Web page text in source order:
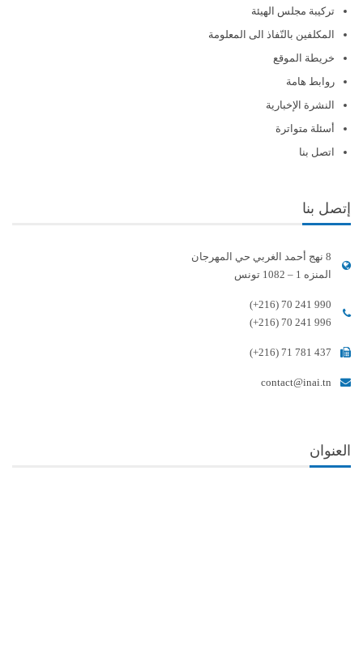
تركيبة مجلس الهيئة
المكلفين بالنّفاذ الى المعلومة
خريطة الموقع
روابط هامة
النشرة الإخبارية
أسئلة متواترة
اتصل بنا
إتصل بنا
8 نهج أحمد الغربي حي المهرجان
المنزه 1 – 1082 تونس
(+216) 70 241 990
(+216) 70 241 996
(+216) 71 781 437
contact@inai.tn
العنوان